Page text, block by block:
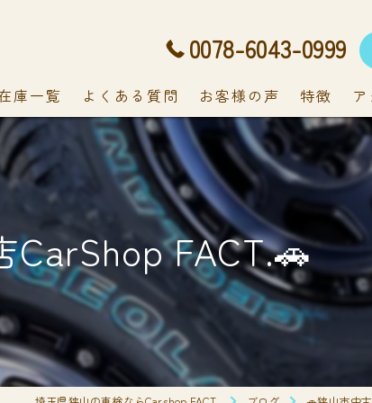
0078-6043-0999
庫一覧 よくある質問 お客様の声 特徴
中古車
新車
持ち込み
メンテナン
FACT.🚗